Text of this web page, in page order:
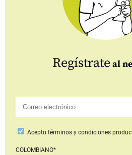
Regístrate al
Aceptotérminos y condiciones
COLOMBIANO*